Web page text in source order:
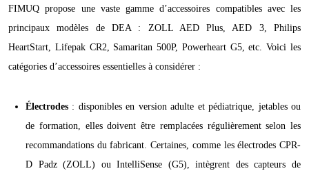
FIMUQ propose une vaste gamme d’accessoires compatibles avec les
principaux modèles de DEA : ZOLL AED Plus, AED 3, Philips
HeartStart, Lifepak CR2, Samaritan 500P, Powerheart G5, etc. Voici les
catégories d’accessoires essentielles à considérer :
Électrodes : disponibles en version adulte et pédiatrique, jetables ou
de formation, elles doivent être remplacées régulièrement selon les
recommandations du fabricant. Certaines, comme les électrodes CPR-
D Padz (ZOLL) ou IntelliSense (G5), intègrent des capteurs de